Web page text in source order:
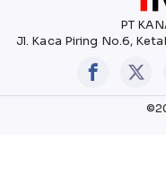
PT
Jl. Kaca Piring No.6,